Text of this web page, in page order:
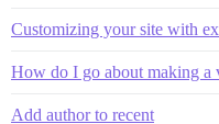
Customizing your site with
How do I go about making a
Add author to recent